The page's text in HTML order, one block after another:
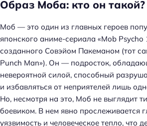
Образ Моба: кто он такой?
Моб — это один из главных героев
японского аниме-сериала «Mob Psycho
созданного Совэйом Пакеманом (тот
Punch Man»). Он — подросток,
невероятной силой, способный
и избавляться от неприятелей лишь
Но, несмотря на это, Моб не выглядит
боевиком. В нем явно прослеживается
уязвимость и человеческое тепло, что